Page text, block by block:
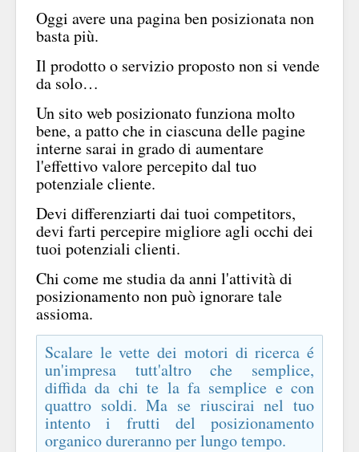
Oggi avere una pagina ben posizionata non
basta più.
Il prodotto o servizio proposto non si vende
da solo…
Un sito web posizionato funziona molto
bene, a patto che in ciascuna delle pagine
interne sarai in grado di aumentare
l'effettivo valore percepito dal tuo
potenziale cliente.
Devi differenziarti dai tuoi competitors,
devi farti percepire migliore agli occhi dei
tuoi potenziali clienti.
Chi come me studia da anni l'attività di
posizionamento non può ignorare tale
assioma.
Scalare le vette dei motori di ricerca é
un'impresa tutt'altro che semplice,
diffida da chi te la fa semplice e con
quattro soldi. Ma se riuscirai nel tuo
intento i frutti del posizionamento
organico dureranno per lungo tempo.